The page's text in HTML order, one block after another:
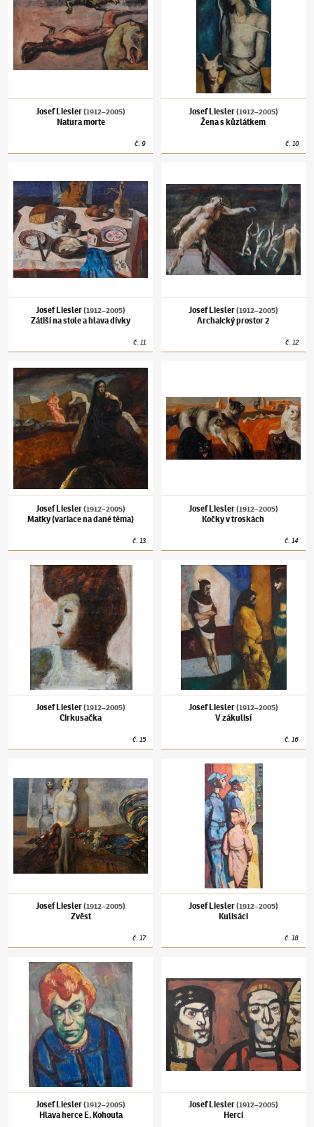
Josef Liesler(1912–2005)
Natura morte
č. 9
Josef Liesler(1912–2005)
Žena s kůzlátkem
č. 10
Josef Liesler(1912–2005)
Zátiší na stole a hlava dívky
č.11
Josef Liesler(1912–2005)
Archaický prostor 2
č.12
Josef Liesler(1912–2005)Matky (variace na dané téma)
Josef Liesler(1912–2005)
Matky (variace na dané téma)
č.13
Josef Liesler(1912–2005)
Kočky v troskách
č.14
Josef Liesler(1912–2005)Cirkusačka
Josef Liesler(1912–2005)
Cirkusačka
č.15
Josef Liesler(1912–2005)V zákulisí
Josef Liesler(1912–2005)
V zákulisí
č.16
Josef Liesler(1912–2005)
Zvěst
č.17
Josef Liesler(1912–2005)Kulisáci
Josef Liesler(1912–2005)
Kulisáci
č.18
Josef Liesler(1912–2005)Hlava herce E. Kohouta
Josef Liesler(1912–2005)
Hlava herce E. Kohouta
Josef Liesler(1912–2005)
Herci